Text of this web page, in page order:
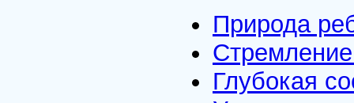
Природа
Глубокая